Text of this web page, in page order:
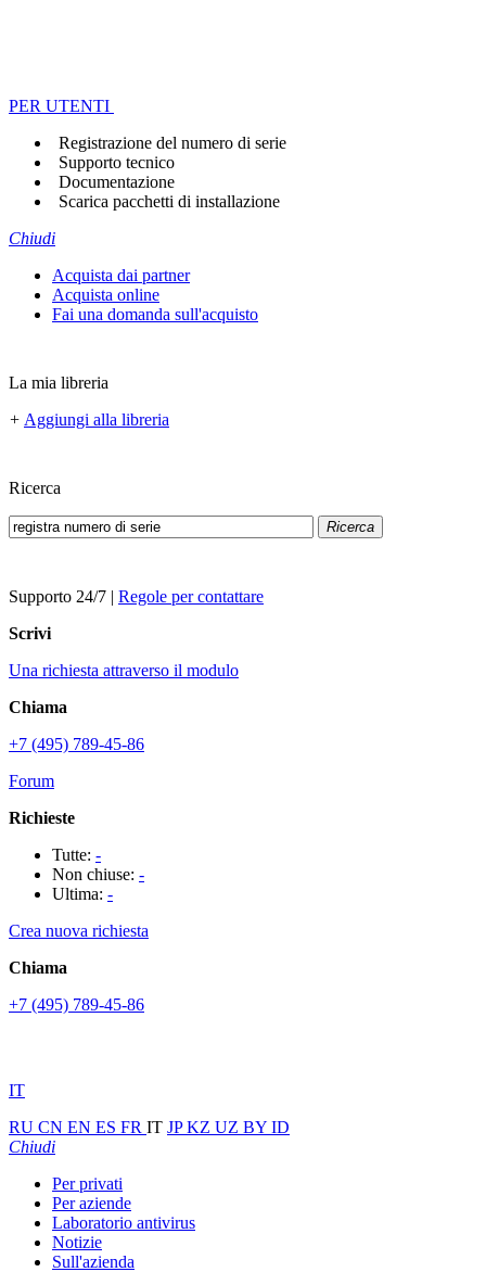
PER UTENTI
Registrazione del numero di serie
Supporto tecnico
Documentazione
Scarica pacchetti di installazione
Chiudi
Acquista dai partner
Acquista online
Fai una domanda sull'acquisto
La mia libreria
+ Aggiungi alla libreria
Ricerca
Ricerca
Supporto 24/7 | Regole per contattare
Scrivi
Una richiesta attraverso il modulo
Chiama
+7 (495) 789-45-86
Forum
Richieste
Tutte: -
Non chiuse: -
Ultima: -
Crea nuova richiesta
Chiama
+7 (495) 789-45-86
IT
RU CN EN ES FR IT JPKZ UZ BY ID
Chiudi
Per privati
Per aziende
Laboratorio antivirus
Notizie
Sull'azienda